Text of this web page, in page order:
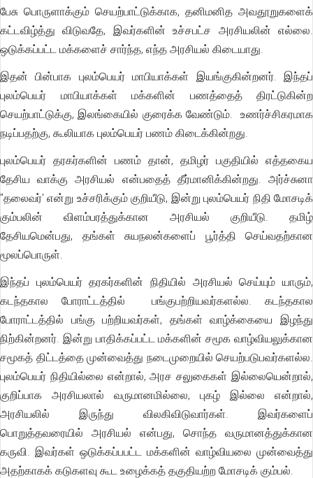
பேசு பொருளாக்கும் செயற்பாட்டுக்காக, தனிமனித அவதூறுகளைக்
கட்டவிழ்த்து விடுவதே, இவர்களின் உச்சபட்ச அரசியலின் எல்லை.
ஒடுக்கப்பட்ட மக்களைச் சார்ந்த, எந்த அரசியல் கிடையாது.
இதன் பின்பாக புலம்பெயர் மாபியாக்கள் இயங்குகின்றனர். இந்தப்
புலம்பெயர் மாபியாக்கள் மக்களின் பணத்தைத் திரட்டுகின்ற
செயற்பாட்டுக்கு, இலங்கையில் குரைக்க வேண்டும். உணர்ச்சிகரமாக
நடிப்பதற்கு, கூலியாக புலம்பெயர் பணம் கிடைக்கின்றது.
புலம்பெயர் தரகர்களின் பணம் தான், தமிழர் பகுதியில் எத்தகைய
தேசிய வாக்கு அரசியல் என்பதைத் தீர்மானிக்கின்றது. அர்ச்சுனா
"தலைவர்' என்று உச்சரிக்கும் குறியீடு, இன்று புலம்பெயர் நிதி மோசடிக்
கும்பலின் விளம்பரத்துக்கான அரசியல் குறியீடு. தமிழ்
தேசியமென்பது, தங்கள் சுயநலன்களைப் பூர்த்தி செய்வதற்கான
மூலப்பொருள்.
இந்தப் புலம்பெயர் தரகர்களின் நிதியில் அரசியல் செய்யும் யாரும்,
கடந்தகால போராட்டத்தில் பங்குபற்றியவர்களல்ல. கடந்தகால
போராட்டத்தில் பங்கு பற்றியவர்கள், தங்கள் வாழ்க்கையை இழந்து
நிற்கின்றனர். இன்று பாதிக்கப்பட்ட மக்களின் சமூக வாழ்வியலுக்கான
சமூகத் திட்டத்தை முன்வைத்து நடைமுறையில் செயற்படுபவர்களல்ல.
புலம்பெயர் நிதியில்லை என்றால், அரச சலுகைகள் இல்லையென்றால்,
குறிப்பாக அரசியலால் வருமானமில்லை, புகழ் இல்லை என்றால்,
அரசியலில் இருந்து விலகிவிடுவார்கள். இவர்களைப்
பொறுத்தவரையில் அரசியல் என்பது, சொந்த வருமானத்துக்கான
கருவி. இவர்கள் ஒடுக்கப்பபட்ட மக்களின் வாழ்வியலை முன்வைத்து
அதற்காகக் கடுகளவு கூட உழைக்கத் தகுதியற்ற மோசடிக் கும்பல்.